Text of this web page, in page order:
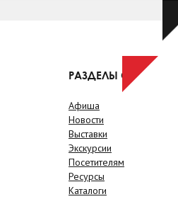
РАЗДЕЛЫ САЙТА
Афиша
Новости
Выставки
Экскурсии
Посетителям
Ресурсы
Каталоги